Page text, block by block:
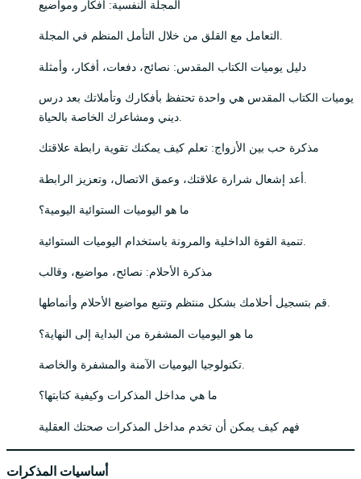
المجلة النفسية: أفكار ومواضيع
دليل يوميات الكتاب المقدس: نصائح، دفعات، أفكار، وأمثلة
يوميات الكتاب المقدس هي واحدة تحتفظ بأفكارك وتأملاتك بعد درس
مذكرة حب بين الأزواج: تعلم كيف يمكنك تقوية رابطة علاقتك
ما هو اليوميات الستوائية اليومية؟
مذكرة الأحلام: نصائح، مواضيع، وقالب
قم بتسجيل أحلامك بشكل منتظم وتتبع مواضيع الأحلام وأنماطها.
ما هو اليوميات المشفرة من البداية إلى النهاية؟
ما هي مداخل المذكرات وكيفية كتابتها؟
فهم كيف يمكن أن تخدم مداخل المذكرات صحتك العقلية
أساسيات المذكرات